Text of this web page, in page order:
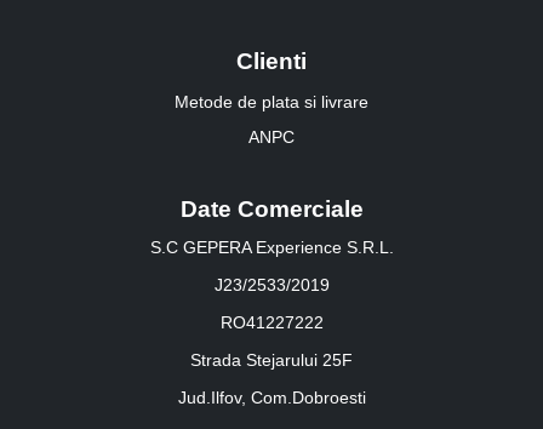
Clienti
Metode de plata si livrare
ANPC
Date Comerciale
S.C GEPERA Experience S.R.L.
J23/2533/2019
RO41227222
Strada Stejarului 25F
Jud.Ilfov, Com.Dobroesti